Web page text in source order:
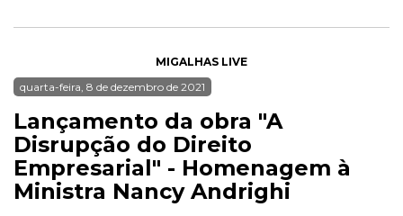
MIGALHAS LIVE
quarta-feira, 8 de dezembro de 2021
Lançamento da obra "A
Disrupção do Direito
Empresarial" - Homenagem à
Ministra Nancy Andrighi